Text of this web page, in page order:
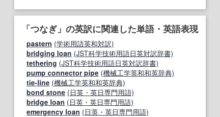
「つなぎ」の英訳に関連した単語・英語表現
pastern (学術用語英和対訳)
bridging loan (JST科学技術用語日英対訳辞書)
tethering (JST科学技術用語日英対訳辞書)
pump connector pipe (機械工学英和和英辞典)
tie-line (機械工学英和和英辞典)
bond stone (日英・英日専門用語)
bridge loan (日英・英日専門用語)
emergency loan (日英・英日専門用語)